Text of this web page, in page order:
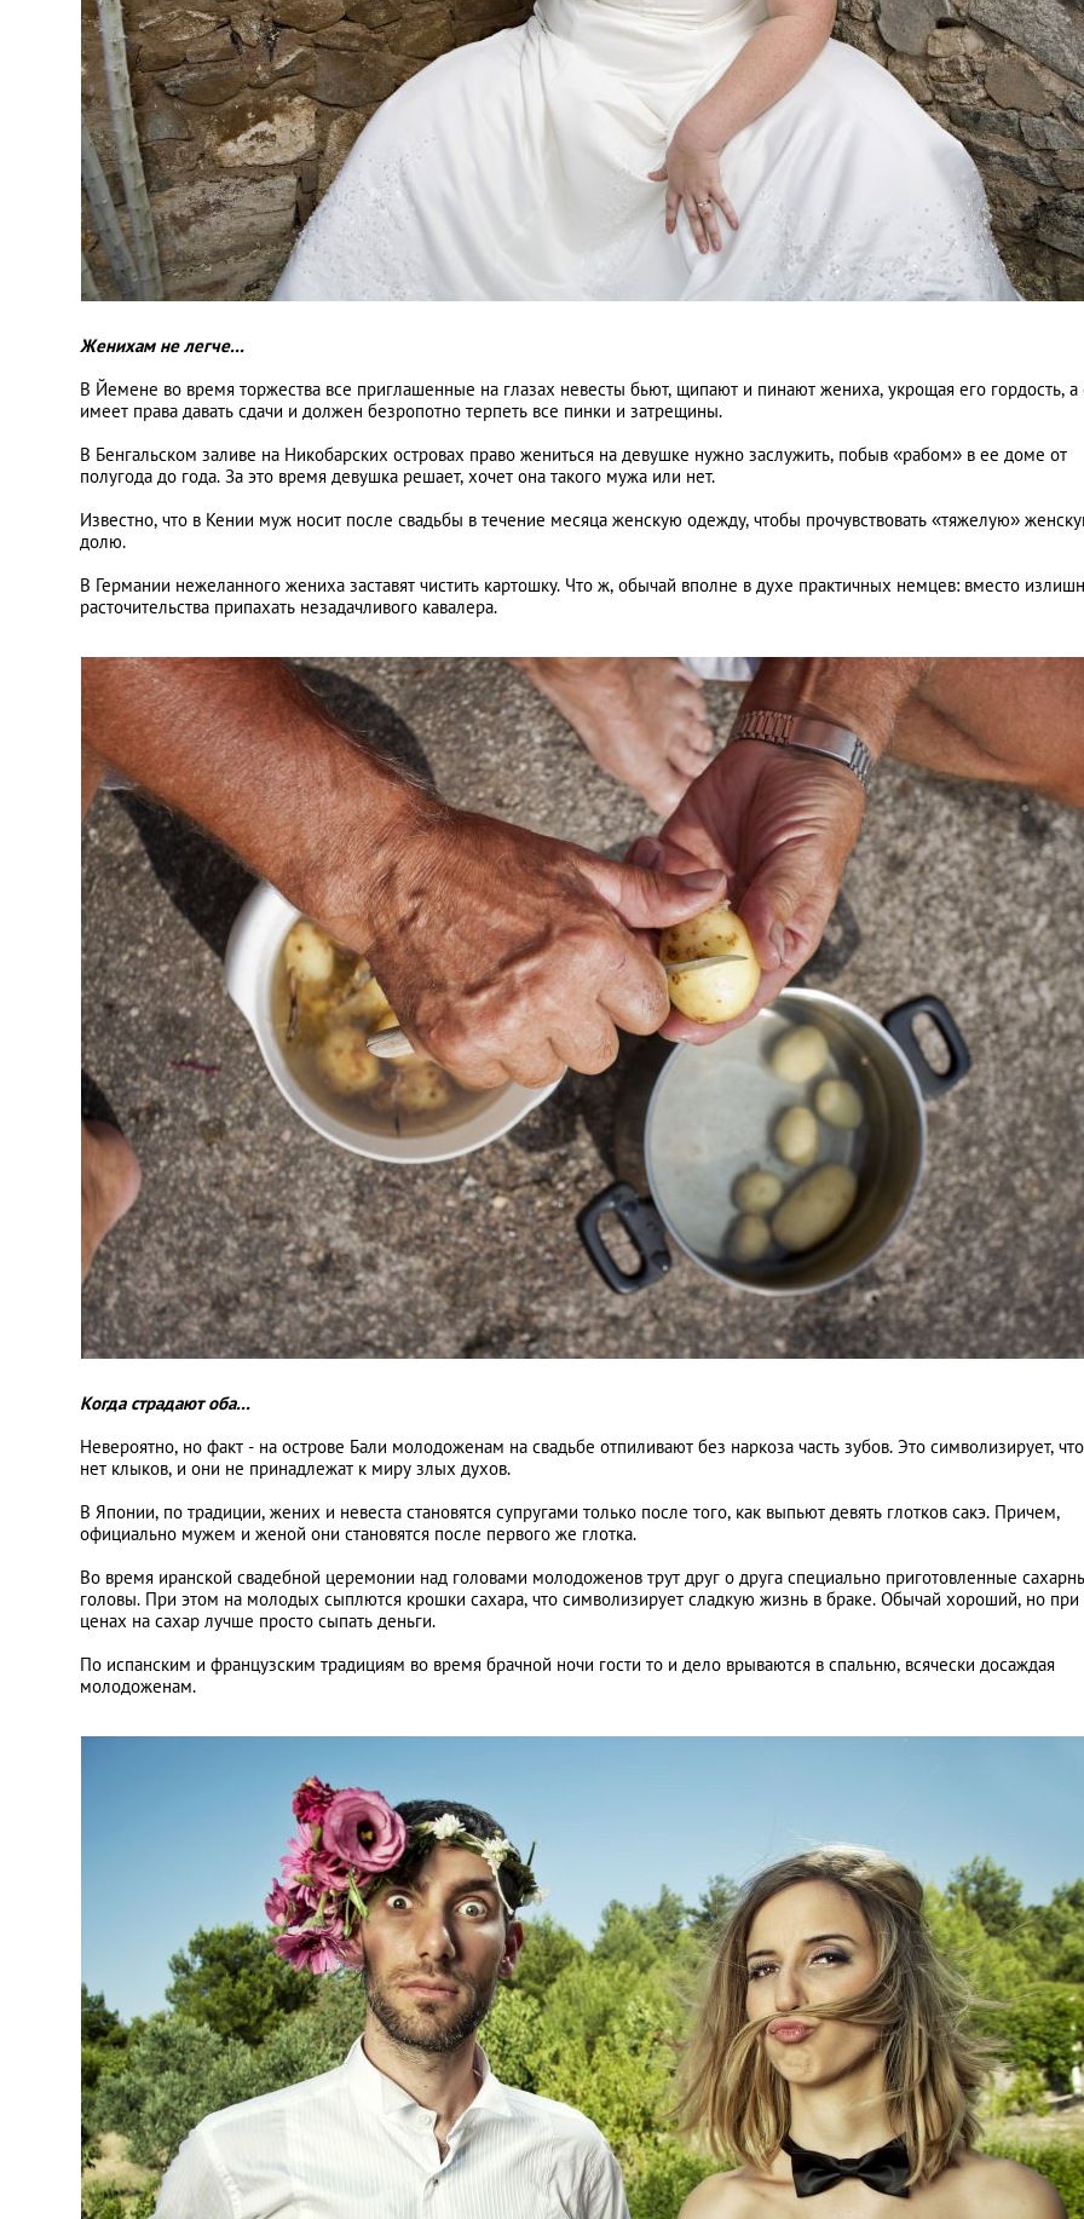
Женихам не легче...
В Йемене во время торжества все приглашенные на глазах невесты бьют, щипают и пинают жениха, укрощая его гордость, а
имеет права давать сдачи и должен безропотно терпеть все пинки и затрещины.
В Бенгальском заливе на Никобарских островах право жениться на девушке нужно заслужить, побыв «рабом» в ее доме от
полугода до года. За это время девушка решает, хочет она такого мужа или нет.
Известно, что в Кении муж носит после свадьбы в течение месяца женскую одежду, чтобы прочувствовать «тяжелую»
долю.
В Германии нежеланного жениха заставят чистить картошку. Что ж, обычай вполне в духе практичных немцев: вместо
расточительства припахать незадачливого кавалера.
Когда страдают оба...
Невероятно, но факт - на острове Бали молодоженам на свадьбе отпиливают без наркоза часть зубов. Это символизирует,
нет клыков, и они не принадлежат к миру злых духов.
В Японии, по традиции, жених и невеста становятся супругами только после того, как выпьют девять глотков сакэ. Причем,
официально мужем и женой они становятся после первого же глотка.
Во время иранской свадебной церемонии над головами молодоженов трут друг о друга специально приготовленные
головы. При этом на молодых сыплются крошки сахара, что символизирует сладкую жизнь в браке. Обычай хороший, но при
ценах на сахар лучше просто сыпать деньги.
По испанским и французским традициям во время брачной ночи гости то и дело врываются в спальню, всячески досаждая
молодоженам.
Лейкоцит
22964